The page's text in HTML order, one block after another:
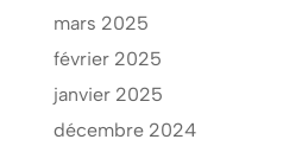
mars 2025
février 2025
janvier 2025
décembre 2024